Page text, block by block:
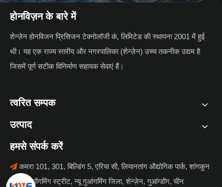
होनविज़न के बारे में
शेन्ज़ेन होनविजन प्रिसिजन टेक्नोलॉजी कं, लिमिटेड की स्थापना 2001 में हुई
थी। यह एक राज्य स्तरीय और नगरपालिका (शेन्ज़ेन) उच्च तकनीक उद्यम है
जिसमें पूर्ण सटीक विनिर्माण सहायक सेवाएं हैं।
त्वरित सम्पक
उत्पाद
हमसे संपर्क करें
 कमरा 101, 301, बिल्डिंग 5, एरिया सी, लियानतांग औद्योगिक पार्क, शांगकुन
समुदाय, गोंगमिंग स्ट्रीट, न्यू गुआंगमिंग जिला, शेन्ज़ेन, गुआंग्डोंग, चीन